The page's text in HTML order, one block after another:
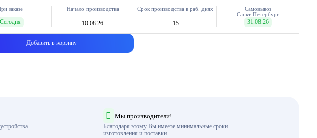
заказе
Сегодня
Начало производства
10.08.26
Срок производства в раб. днях
15
Самовывоз
Санкт-Петербург
31.08.26
Добавить в корзину
Мы производители!
Благодаря этому Вы имеете минимальные сроки
изготовления и поставки